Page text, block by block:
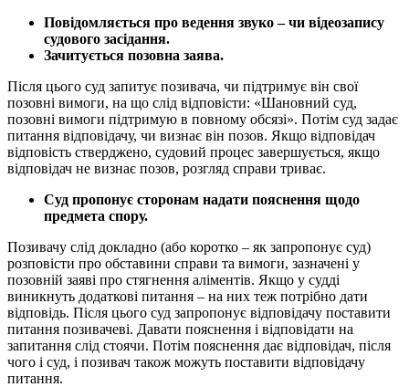
Повідомляється про ведення звуко – чи відеозапису
судового засідання.
Зачитується позовна заява.
Після цього суд запитує позивача, чи підтримує він свої
позовні вимоги, на що слід відповісти: «Шановний суд,
позовні вимоги підтримую в повному обсязі». Потім суд задає
питання відповідачу, чи визнає він позов. Якщо відповідач
відповість стверджено, судовий процес завершується, якщо
відповідач не визнає позов, розгляд справи триває.
Суд пропонує сторонам надати пояснення щодо
предмета спору.
Позивачу слід докладно (або коротко – як запропонує суд)
розповісти про обставини справи та вимоги, зазначені у
позовній заяві про стягнення аліментів. Якщо у судді
виникнуть додаткові питання – на них теж потрібно дати
відповідь. Після цього суд запропонує відповідачу поставити
питання позивачеві. Давати пояснення і відповідати на
запитання слід стоячи. Потім пояснення дає відповідач, після
чого і суд, і позивач також можуть поставити відповідачу
питання.